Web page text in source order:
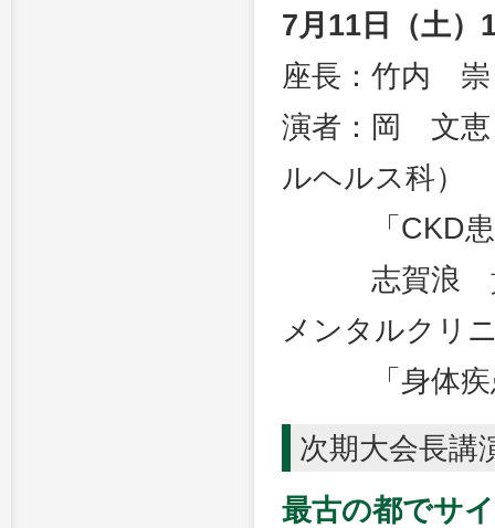
7月11日（土
座長：竹内
演者：岡 文恵
ルヘルス科）
「CKD患者
志賀浪 貴
メンタルクリ
「身体疾患
次期大会長講
最古の都でサ